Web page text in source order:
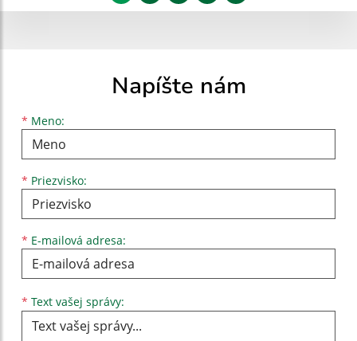
Napíšte nám
* Meno:
Meno
* Priezvisko:
Priezvisko
* E-mailová adresa:
E-mailová adresa
* Text vašej správy: